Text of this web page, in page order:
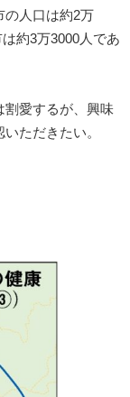
の人口は約2万
約3万3000人であ
愛するが、興味
ただきたい。